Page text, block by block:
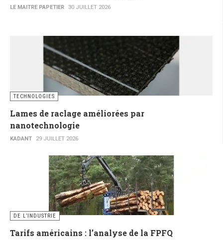
LE MAITRE PAPETIER 30 JUILLET 2026
TECHNOLOGIES
Lames de raclage améliorées par
nanotechnologie
KADANT 29 JUILLET 2026
DE L’INDUSTRIE
Tarifs américains : l’analyse de la FPFQ